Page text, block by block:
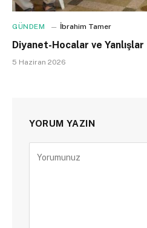
GÜNDEM İbrahim Tamer
Diyanet-Hocalar ve Yanlışlar
5 Haziran 2026
YORUM YAZIN